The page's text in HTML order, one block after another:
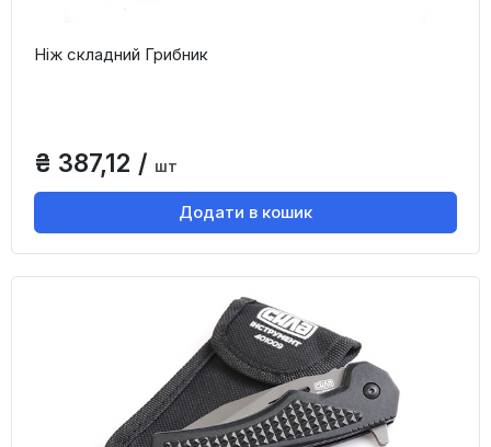
Ніж складний Грибник
₴ 387,12 / шт
Додати в кошик